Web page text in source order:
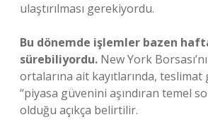
ulaştırılması gerekiyordu.
Bu dönemde işlemler bazen
sürebiliyordu. New York
ortalarına ait kayıtlarında,
“piyasa güvenini aşındıran temel
olduğu açıkça belirtilir.